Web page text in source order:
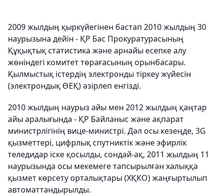
2009 жылдың қыркүйегінен бастап 2010 жылдың 30
наурызына дейін - ҚР Бас Прокуратурасының
Құқықтық статистика және арнайы есепке алу
жөніндегі комитет төрағасының орынбасары.
Қылмыстық істердің электронды тіркеу жүйесін
(электрондық ӨЕҚ) әзірлеп енгізді.
2010 жылдың наурыз айы мен 2012 жылдың қаңтар
айы аралығында - ҚР Байланыс және ақпарат
министрлігінің вице-министрі. Дәл осы кезеңде, 3G
қызметтері, цифрлық спутниктік және эфирлік
теледидар іске қосылды, сондай-ақ, 2011 жылдың 11
наурызында осы мекемеге тапсырылған халыққа
қызмет көрсету орталықтары (ХҚКО) жаңғыртылып
автоматтандырылды.